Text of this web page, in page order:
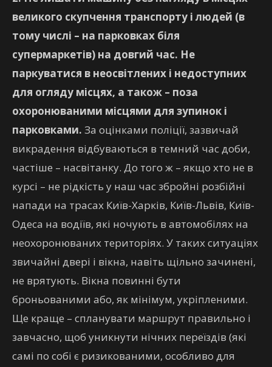
великого скупчення транспорту і людей (в
тому числі – на парковках біля
супермаркетів) на довгий час. Не
паркуватися в неосвітлених і недоступних
для огляду місцях, а також – поза
охоронюваними місцями для зупинок і
парковками. За оцінками поліції, зазвичай
викрадення відбуваються в темний час доби,
частіше – насвітанку. До того ж – якщо хто не в
курсі – не рідкість у наш час збройні розбійні
напади на трасах Київ-Харків, Київ-Львів, Київ-
Одеса на водіїв, які ночують в автомобілях на
неохоронюваних територіях. У таких ситуаціях
звичайні двері і вікна, навіть щільно зачинені,
не врятують. Вікна повинні бути
броньованими або, як мінімум, укріпленими.
Ще краще – спланувати маршрут правильно і
завчасно, щоб уникнути нічних переїздів (які
самі по собі є ризикованими, особливо для